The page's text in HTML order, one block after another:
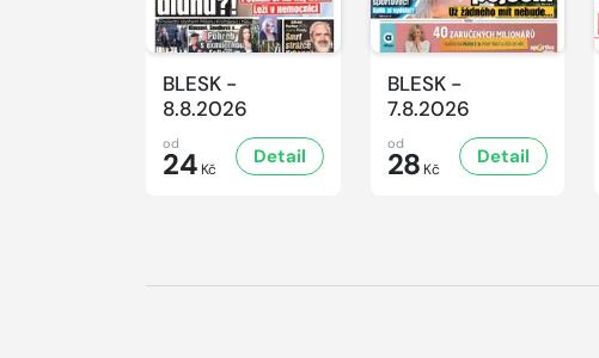
BLESK -
8.8.2026
od
24 Kč
Detail
BLESK -
7.8.2026
od
28 Kč
Detail